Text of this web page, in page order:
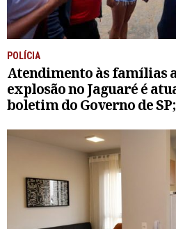
POLÍCIA
Atendimento às famílias
explosão no Jaguaré é
boletim do Governo de